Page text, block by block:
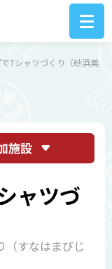
Tシャツづくり（砂浜美
ャツづ
（すなはまびじ